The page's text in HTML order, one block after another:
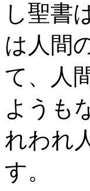
し聖書
は人間
て、人
ようも
れわれ
す。